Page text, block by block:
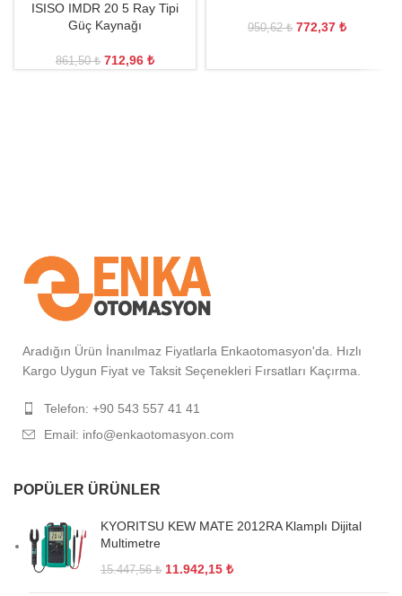
ISISO IMDR 20 5 Ray Tipi
Güç Kaynağı
861,50₺ 712,96 ₺
950,62₺ 772,37 ₺
Aradığın Ürün İnanılmaz Fiyatlarla Enkaotomasyon'da. Hızlı
Kargo Uygun Fiyat ve Taksit Seçenekleri Fırsatları Kaçırma.
Telefon: +90 543 557 41 41
Email: info@enkaotomasyon.com
POPÜLER ÜRÜNLER
KYORITSU KEW MATE 2012RA Klamplı Dijital
Multimetre
15.447,56₺ 11.942,15 ₺